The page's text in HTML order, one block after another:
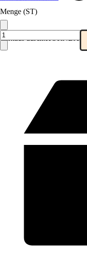
Verkauf durch:HORNBACH
Menge (ST)